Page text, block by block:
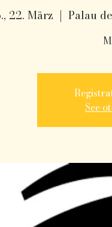
22. März
  |
Palau
See